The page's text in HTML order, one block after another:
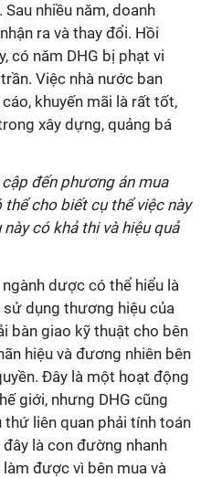
nhiều năm, doanh
ra và thay đổi. Hồi
có năm DHG bị phạt vi
Việc nhà nước ban
khuyến mãi là rất tốt,
xây dựng, quảng bá
đến phương án mua
cho biết cụ thể việc này
có khả thi và hiệu quả
dược có thể hiểu là
dụng thương hiệu của
bàn giao kỹ thuật cho bên
hiệu và đương nhiên bên
Đây là một hoạt động
giới, nhưng DHG cũng
liên quan phải tính toán
là con đường nhanh
được vì bên mua và